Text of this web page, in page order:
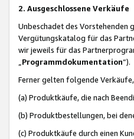
2. Ausgeschlossene Verkäufe
Unbeschadet des Vorstehenden
Vergütungskatalog für das
wir jeweils für das
Programmdokumentation“).
Ferner gelten folgende
(a) Produktkäufe, die nach
(b) Produktbestellungen, bei
(c) Produktkäufe durch einen